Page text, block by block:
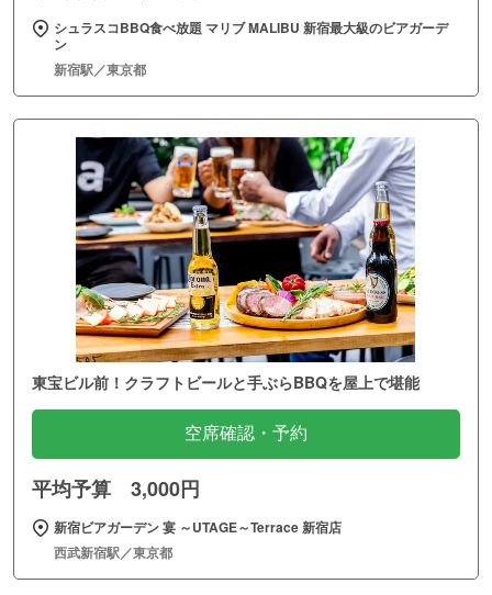
シュラスコBBQ食べ放題 マリブ MALIBU 新宿最大級のビアガーデ
ン
新宿駅／東京都
東宝ビル前！クラフトビールと手ぶらBBQを屋上で堪能
空席確認・予約
平均予算 3,000円
新宿ビアガーデン 宴 ～UTAGE～Terrace 新宿店
西武新宿駅／東京都